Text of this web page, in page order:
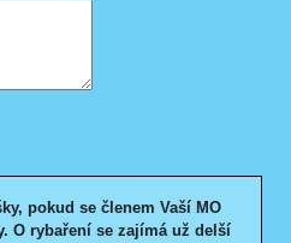
pokud se členem Vaší MO
O rybaření se zajímá už delší